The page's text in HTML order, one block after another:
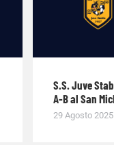
S.S. Juve
A-B al San
29 Agosto 2025